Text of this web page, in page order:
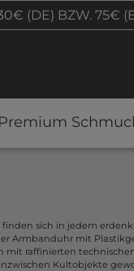
(DE) BZW. 75€
Premium
finden sich in jedem
Armbanduhr mit
mit raffinierten
Kultobjekte